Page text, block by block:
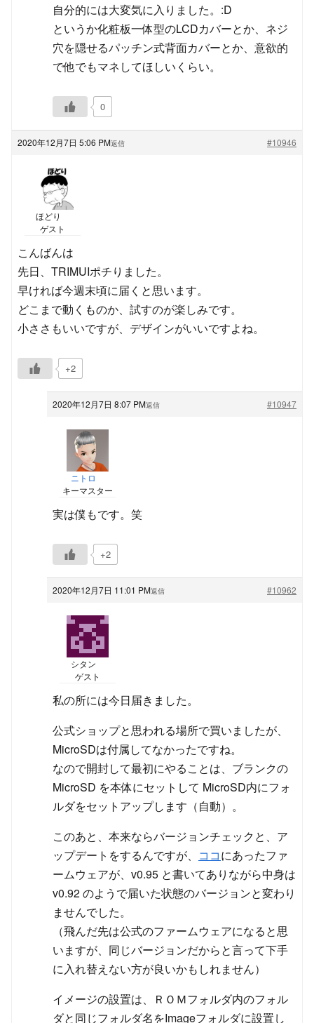
自分的には大変気に入りました。:D
というか化粧板一体型のLCDカバーとか、ネジ
穴を隠せるパッチン式背面カバーとか、意欲的
で他でもマネしてほしいくらい。
0
2020年12月7日 5:06 PM #10946
返信
ほどり
ゲスト
こんばんは
先日、TRIMUIポチりました。
早ければ今週末頃に届くと思います。
どこまで動くものか、試すのが楽しみです。
小ささもいいですが、デザインがいいですよね。
+2
2020年12月7日 8:07 PM #10947
返信
ニトロ
キーマスター
実は僕もです。笑
+2
2020年12月7日 11:01 PM #10962
返信
シタン
ゲスト
私の所には今日届きました。
公式ショップと思われる場所で買いましたが、
MicroSDは付属してなかったですね。
なので開封して最初にやることは、ブランクの
MicroSD を本体にセットして MicroSD内にフォ
ルダをセットアップします（自動）。
このあと、本来ならバージョンチェックと、ア
ップデートをするんですが、 ココにあったファ
ームウェアが、v0.95 と書いてありながら中身は
v0.92 のようで届いた状態のバージョンと変わり
ませんでした。
（飛んだ先は公式のファームウェアになると思
いますが、同じバージョンだからと言って下手
に入れ替えない方が良いかもしれません）
イメージの設置は、ＲＯＭフォルダ内のフォル
ダと同じフォルダ名をImageフォルダに設置し